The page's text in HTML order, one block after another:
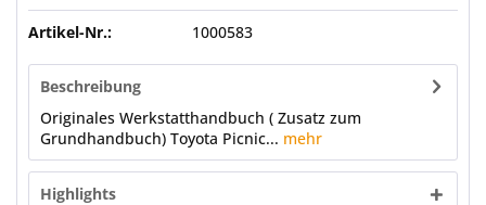
Artikel-Nr.: 1000583
Beschreibung
Originales Werkstatthandbuch ( Zusatz zum
Grundhandbuch) Toyota Picnic... mehr
Highlights